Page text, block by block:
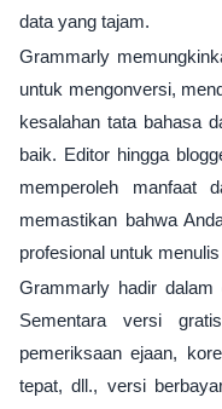
data yang tajam.
Grammarly
untuk mengonversi,
kesalahan tata bahasa
baik. Editor hingga
memperoleh manfaat
memastikan bahwa
profesional untuk
Grammarly hadir
Sementara versi
pemeriksaan ejaan,
tepat, dll., versi